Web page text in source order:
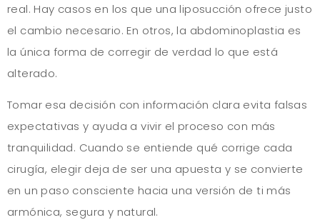
real. Hay casos en los que una liposucción ofrece justo
el cambio necesario. En otros, la abdominoplastia es
la única forma de corregir de verdad lo que está
alterado.
Tomar esa decisión con información clara evita falsas
expectativas y ayuda a vivir el proceso con más
tranquilidad. Cuando se entiende qué corrige cada
cirugía, elegir deja de ser una apuesta y se convierte
en un paso consciente hacia una versión de ti más
armónica, segura y natural.